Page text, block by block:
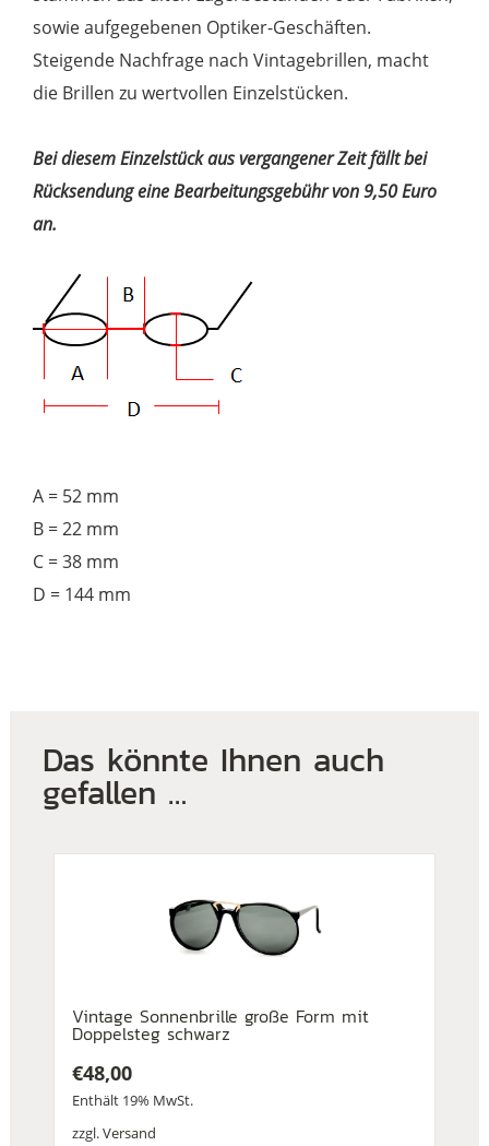
sowie aufgegebenen Optiker-Geschäften.
Steigende Nachfrage nach Vintagebrillen, macht
die Brillen zu wertvollen Einzelstücken.
Bei diesem Einzelstück aus vergangener Zeit fällt bei
Rücksendung eine Bearbeitungsgebühr von 9,50 Euro
an.
A = 52 mm
B = 22 mm
C = 38 mm
D = 144 mm
Das könnte Ihnen auch
gefallen …
Vintage Sonnenbrille große Form mit
Doppelsteg schwarz
€48,00
Enthält 19% MwSt.
zzgl.Versand